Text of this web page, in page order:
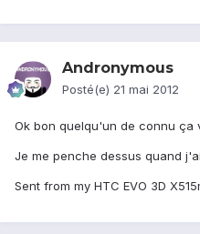
Andronymous
Posté(e) 21 mai 2012
Ok bon quelqu'un de connu ça
Je me penche dessus quand
Sent from my HTC EVO 3D